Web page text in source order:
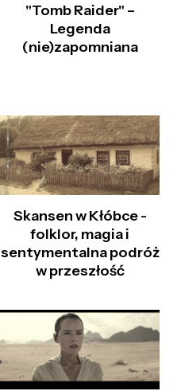
"Tomb Raider" –
Legenda
(nie)zapomniana
Skansen w Kłóbce -
folklor, magia i
sentymentalna podróż
w przeszłość